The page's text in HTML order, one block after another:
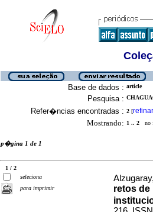
Base de dados : article
Pesquisa :
Refer�ncias encontradas : 2 [refinar
Mostrando: 1 .. 2 no
p�gina 1 de 1
1 / 2
seleciona
para imprimir
retos de